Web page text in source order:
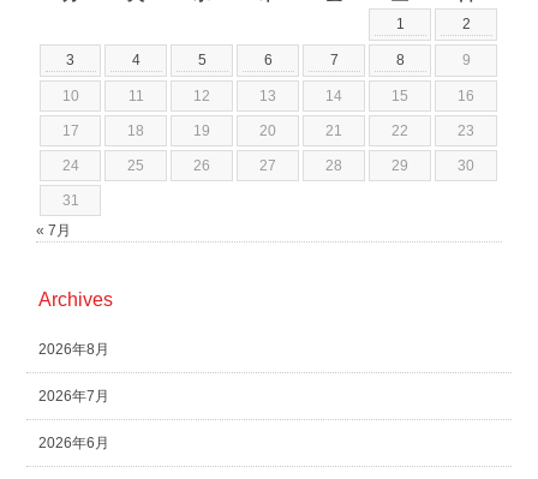
1 2
3 4 5 6 7 8 9
10 11 12 13 14 15 16
17 18 19 20 21 22 23
24 25 26 27 28 29 30
31
« 7月
Archives
2026年8月
2026年7月
2026年6月